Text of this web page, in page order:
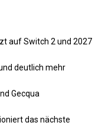
auf Switch 2 und 2027
deutlich mehr
Gecqua
das nächste